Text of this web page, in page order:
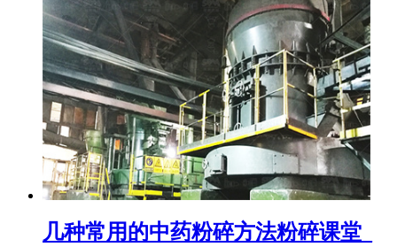
几种常用的中药粉碎方法粉碎课堂_